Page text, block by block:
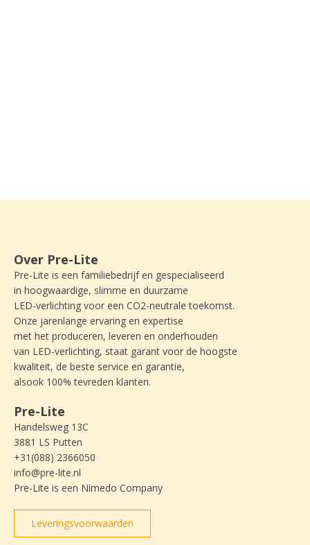
Over Pre-Lite
Pre-Lite is een familiebedrijf en gespecialiseerd
in hoogwaardige, slimme en duurzame
LED-verlichting voor een CO2-neutrale toekomst.
Onze jarenlange ervaring en expertise
met het produceren, leveren en onderhouden
van LED-verlichting, staat garant voor de hoogste
kwaliteit, de beste service en garantie,
alsook 100% tevreden klanten.
Pre-Lite
Handelsweg 13C
3881 LS Putten
+31(088) 2366050
info@pre-lite.nl
Pre-Lite is een Nimedo Company
Leveringsvoorwaarden